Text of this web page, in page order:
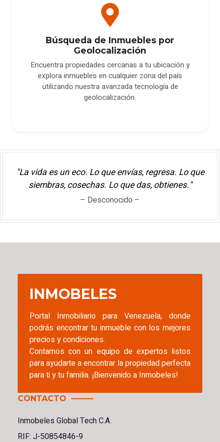
Búsqueda de Inmuebles por
Geolocalización
Encuentra propiedades cercanas a tu ubicación y
explora inmuebles en cualquier zona del país
utilizando nuestra avanzada tecnología de
geolocalización.
"La vida es un eco. Lo que envías, regresa. Lo que
siembras, cosechas. Lo que das, obtienes."
– Desconocido –
INMOBELES
Portal Inmobiliario para Venezuela, donde
podrás encontrar tu inmueble con los mejores
precios y condiciones.
Contamos con un equipo de expertos listos
para ayudarte a encontrar la propiedad perfecta
para ti y tu familia. ¡Bienvenido a Inmobeles!
CONTACTO
Inmobeles Global Tech C.A.
RIF: J-50854846-9